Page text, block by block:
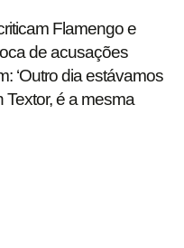
Flamengo e
de acusações
‘Outro dia estávamos
Textor, é a mesma